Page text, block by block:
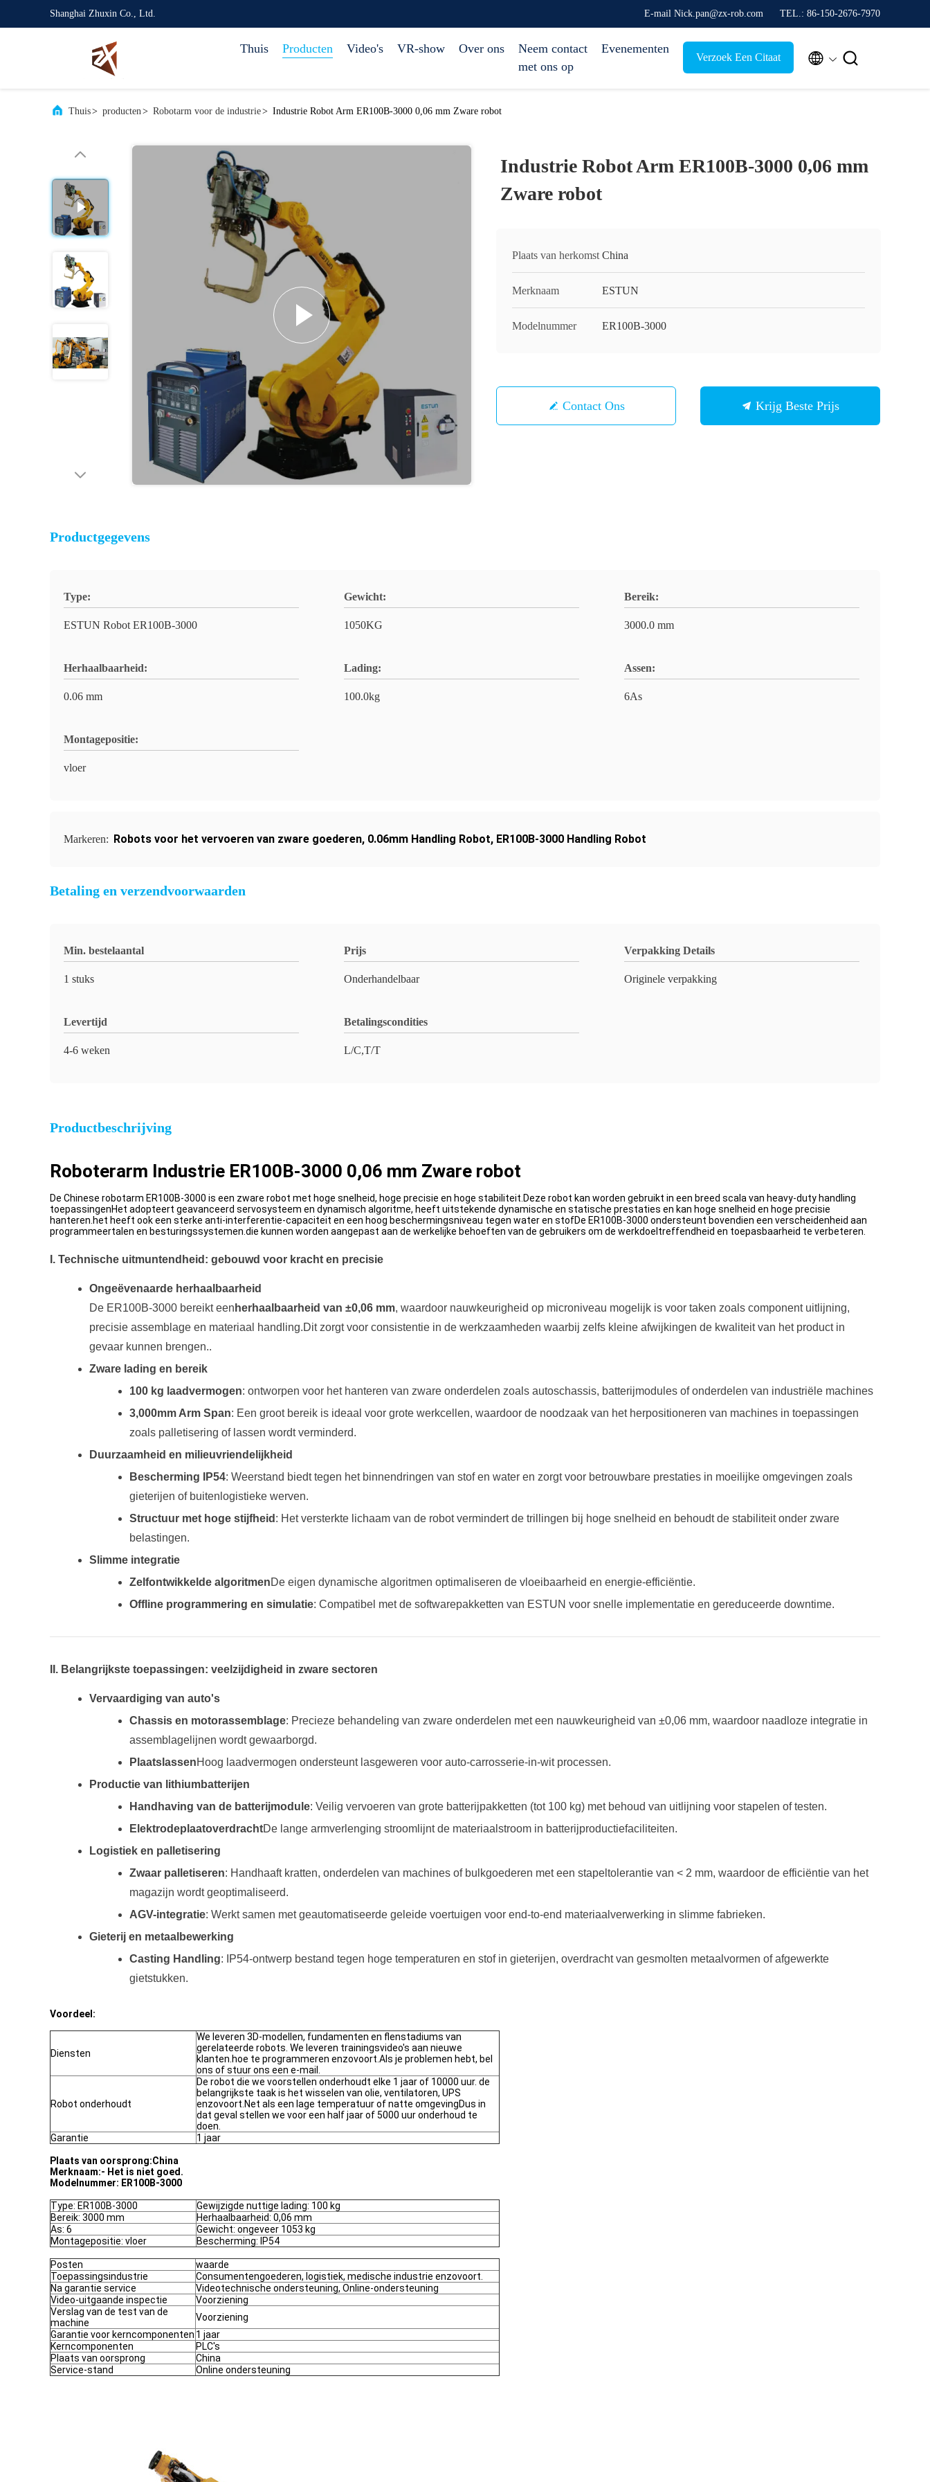
Shanghai Zhuxin Co., Ltd. E-mail Nick.pan@zx-rob.com TEL.: 86-150-2676-7970
Thuis Producten Video's VR-show Over ons
Neem contact
met ons op
Evenementen
Verzoek Een Citaat  
Thuis> producten> Robotarm voor de industrie> Industrie Robot Arm ER100B-3000 0,06 mm Zware robot
Industrie Robot Arm ER100B-3000 0,06 mm
Zware robot
Plaats van herkomst China
Merknaam ESTUN
Modelnummer ER100B-3000
Contact Ons Krijg Beste Prijs
Productgegevens
Type:
ESTUN Robot ER100B-3000
Gewicht:
1050KG
Bereik:
3000.0 mm
Herhaalbaarheid:
0.06 mm
Lading:
100.0kg
Assen:
6As
Montagepositie:
vloer
Markeren: Robots voor het vervoeren van zware goederen, 0.06mm Handling Robot, ER100B-3000 Handling Robot
Betaling en verzendvoorwaarden
Min. bestelaantal
1 stuks
Prijs
Onderhandelbaar
Verpakking Details
Originele verpakking
Levertijd
4-6 weken
Betalingscondities
L/C,T/T
Productbeschrijving
Roboterarm Industrie ER100B-3000 0,06 mm Zware robot
De Chinese robotarm ER100B-3000 is een zware robot met hoge snelheid, hoge precisie en hoge stabiliteit.Deze robot kan worden gebruikt in een breed scala van heavy-duty handling
toepassingenHet adopteert geavanceerd servosysteem en dynamisch algoritme, heeft uitstekende dynamische en statische prestaties en kan hoge snelheid en hoge precisie
hanteren.het heeft ook een sterke anti-interferentie-capaciteit en een hoog beschermingsniveau tegen water en stofDe ER100B-3000 ondersteunt bovendien een verscheidenheid aan
programmeertalen en besturingssystemen.die kunnen worden aangepast aan de werkelijke behoeften van de gebruikers om de werkdoeltreffendheid en toepasbaarheid te verbeteren.
I. Technische uitmuntendheid: gebouwd voor kracht en precisie
Ongeëvenaarde herhaalbaarheid
De ER100B-3000 bereikt een herhaalbaarheid van ±0,06 mm, waardoor nauwkeurigheid op microniveau mogelijk is voor taken zoals component uitlijning,
precisie assemblage en materiaal handling.Dit zorgt voor consistentie in de werkzaamheden waarbij zelfs kleine afwijkingen de kwaliteit van het product in
gevaar kunnen brengen..
Zware lading en bereik
100 kg laadvermogen: ontworpen voor het hanteren van zware onderdelen zoals autoschassis, batterijmodules of onderdelen van industriële machines
3,000mm Arm Span: Een groot bereik is ideaal voor grote werkcellen, waardoor de noodzaak van het herpositioneren van machines in toepassingen
zoals palletisering of lassen wordt verminderd.
Duurzaamheid en milieuvriendelijkheid
Bescherming IP54: Weerstand biedt tegen het binnendringen van stof en water en zorgt voor betrouwbare prestaties in moeilijke omgevingen zoals
gieterijen of buitenlogistieke werven.
Structuur met hoge stijfheid : Het versterkte lichaam van de robot vermindert de trillingen bij hoge snelheid en behoudt de stabiliteit onder zware
belastingen.
Slimme integratie
Zelfontwikkelde algoritmenDe eigen dynamische algoritmen optimaliseren de vloeibaarheid en energie-efficiëntie.
Offline programmering en simulatie: Compatibel met de softwarepakketten van ESTUN voor snelle implementatie en gereduceerde downtime.
II. Belangrijkste toepassingen: veelzijdigheid in zware sectoren
Vervaardiging van auto's
Chassis en motorassemblage: Precieze behandeling van zware onderdelen met een nauwkeurigheid van ±0,06 mm, waardoor naadloze integratie in
assemblagelijnen wordt gewaarborgd.
PlaatslassenHoog laadvermogen ondersteunt lasgeweren voor auto-carrosserie-in-wit processen.
Productie van lithiumbatterijen
Handhaving van de batterijmodule: Veilig vervoeren van grote batterijpakketten (tot 100 kg) met behoud van uitlijning voor stapelen of testen.
ElektrodeplaatoverdrachtDe lange armverlenging stroomlijnt de materiaalstroom in batterijproductiefaciliteiten.
Logistiek en palletisering
Zwaar palletiseren: Handhaaft kratten, onderdelen van machines of bulkgoederen met een stapeltolerantie van < 2 mm, waardoor de efficiëntie van het
magazijn wordt geoptimaliseerd.
AGV-integratie: Werkt samen met geautomatiseerde geleide voertuigen voor end-to-end materiaalverwerking in slimme fabrieken.
Gieterij en metaalbewerking
Casting Handling: IP54-ontwerp bestand tegen hoge temperaturen en stof in gieterijen, overdracht van gesmolten metaalvormen of afgewerkte
gietstukken.
Voordeel:
Diensten
We leveren 3D-modellen, fundamenten en flenstadiums van
gerelateerde robots. We leveren trainingsvideo's aan nieuwe
klanten.hoe te programmeren enzovoort.Als je problemen hebt, bel
ons of stuur ons een e-mail.
Robot onderhoudt
De robot die we voorstellen onderhoudt elke 1 jaar of 10000 uur. de
belangrijkste taak is het wisselen van olie, ventilatoren, UPS
enzovoort.Net als een lage temperatuur of natte omgevingDus in
dat geval stellen we voor een half jaar of 5000 uur onderhoud te
doen.
Garantie
1 jaar
Plaats van oorsprong:China
Merknaam:- Het is niet goed.
Modelnummer: ER100B-3000
Type: ER100B-3000
Gewijzigde nuttige lading: 100 kg
Bereik: 3000 mm
Herhaalbaarheid: 0,06 mm
As: 6
Gewicht: ongeveer 1053 kg
Montagepositie: vloer
Bescherming: IP54
Posten
waarde
Toepassingsindustrie
Consumentengoederen, logistiek, medische industrie enzovoort.
Na garantie service
Videotechnische ondersteuning, Online-ondersteuning
Video-uitgaande inspectie
Voorziening
Verslag van de test van de
machine
Voorziening
Garantie voor kerncomponenten 1 jaar
Kerncomponenten
PLC's
Plaats van oorsprong
China
Service-stand
Online ondersteuning